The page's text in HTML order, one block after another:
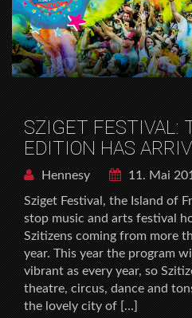
SZIGET FESTIVAL:
EDITION HAS
Hennesy
11. Mai
Sziget Festival, the Island of
stop music and arts festival
Szitizens coming from more
year. This year the program
vibrant as every year, so
theatre, circus, dance and
the lovely city of […]